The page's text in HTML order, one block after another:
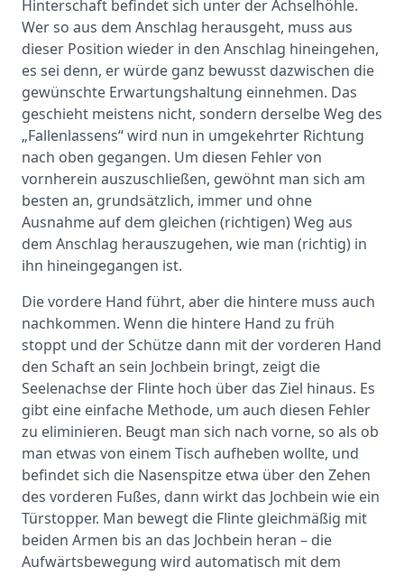
Hinterschaft befindet sich unter der Achselhöhle.
Wer so aus dem Anschlag herausgeht, muss aus
dieser Position wieder in den Anschlag hineingehen,
es sei denn, er würde ganz bewusst dazwischen die
gewünschte Erwartungshaltung einnehmen. Das
geschieht meistens nicht, sondern derselbe Weg des
„Fallenlassens“ wird nun in umgekehrter Richtung
nach oben gegangen. Um diesen Fehler von
vornherein auszuschließen, gewöhnt man sich am
besten an, grundsätzlich, immer und ohne
Ausnahme auf dem gleichen (richtigen) Weg aus
dem Anschlag herauszugehen, wie man (richtig) in
ihn hineingegangen ist.
Die vordere Hand führt, aber die hintere muss auch
nachkommen. Wenn die hintere Hand zu früh
stoppt und der Schütze dann mit der vorderen Hand
den Schaft an sein Jochbein bringt, zeigt die
Seelenachse der Flinte hoch über das Ziel hinaus. Es
gibt eine einfache Methode, um auch diesen Fehler
zu eliminieren. Beugt man sich nach vorne, so als ob
man etwas von einem Tisch aufheben wollte, und
befindet sich die Nasenspitze etwa über den Zehen
des vorderen Fußes, dann wirkt das Jochbein wie ein
Türstopper. Man bewegt die Flinte gleichmäßig mit
beiden Armen bis an das Jochbein heran – die
Aufwärtsbewegung wird automatisch mit dem